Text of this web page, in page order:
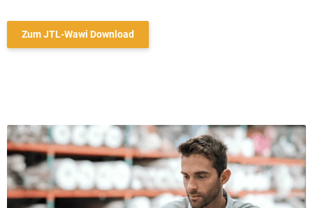
Zum JTL-Wawi Download